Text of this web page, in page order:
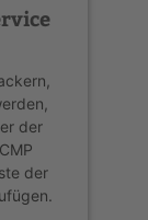
der
der